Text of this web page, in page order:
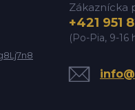
Zákaznícka
+421 951
(Po-Pia, 9-16